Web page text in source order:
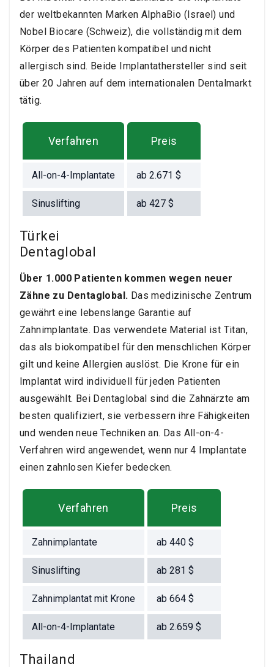
der weltbekannten Marken AlphaBio (Israel) und
Nobel Biocare (Schweiz), die vollständig mit dem
Körper des Patienten kompatibel und nicht
allergisch sind. Beide Implantathersteller sind seit
über 20 Jahren auf dem internationalen Dentalmarkt
tätig.
Verfahren Preis
All-on-4-Implantate ab 2.671 $
Sinuslifting ab 427 $
Türkei
Dentaglobal
Über 1.000 Patienten kommen wegen neuer
Zähne zu Dentaglobal. Das medizinische Zentrum
gewährt eine lebenslange Garantie auf
Zahnimplantate. Das verwendete Material ist Titan,
das als biokompatibel für den menschlichen Körper
gilt und keine Allergien auslöst. Die Krone für ein
Implantat wird individuell für jeden Patienten
ausgewählt. Bei Dentaglobal sind die Zahnärzte am
besten qualifiziert, sie verbessern ihre Fähigkeiten
und wenden neue Techniken an. Das All-on-4-
Verfahren wird angewendet, wenn nur 4 Implantate
einen zahnlosen Kiefer bedecken.
Verfahren Preis
Zahnimplantate ab 440 $
Sinuslifting ab 281 $
Zahnimplantat mit Krone ab 664 $
All-on-4-Implantate ab 2.659 $
Thailand